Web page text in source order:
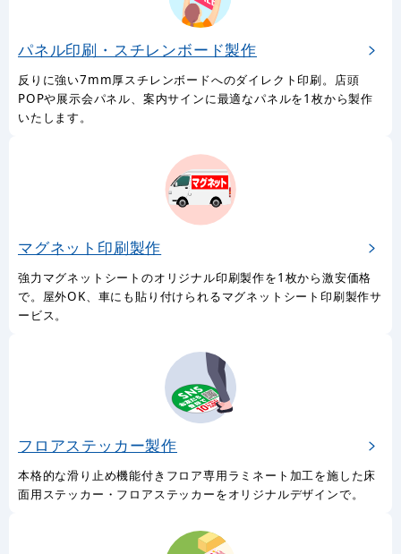
パネル印刷・スチレンボード製作
反りに強い7mm厚スチレンボードへのダイレクト印刷。店頭
POPや展示会パネル、案内サインに最適なパネルを1枚から製作
いたします。
マグネット印刷製作
強力マグネットシートのオリジナル印刷製作を1枚から激安価格
で。屋外OK、車にも貼り付けられるマグネットシート印刷製作サ
ービス。
フロアステッカー製作
本格的な滑り止め機能付きフロア専用ラミネート加工を施した床
面用ステッカー・フロアステッカーをオリジナルデザインで。